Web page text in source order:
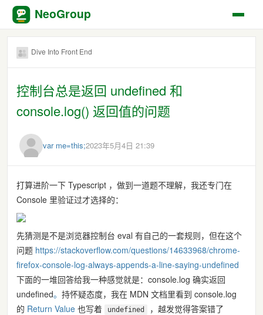
NeoGroup
Dive Into Front End
控制台总是返回 undefined 和
console.log() 返回值的问题
var me=this;2023年5月4日 21:39
打算进阶一下 Typescript ，做到一道题不理解，我还专门在
Console 里验证过才选择的：
先猜测是不是浏览器控制台 eval 有自己的一套规则，但在这个
问题 https://stackoverflow.com/questions/14633968/chrome-
firefox-console-log-always-appends-a-line-saying-undefined
下面的一堆回答给我一种感觉就是：console.log 确实返回
undefined。 持怀疑态度，我在 MDN 文档里看到 console.log
的 Return Value 也写着 undefined
，越发觉得答案错了